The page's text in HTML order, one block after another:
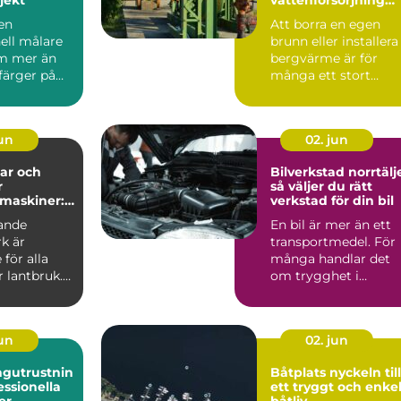
målare
mer än
på
må...
energilösning
Att borra en egen
brunn eller installera
bergvärme är för
många ett stort
och
på
är
för alla
lantbruk.
02. jun
Bilverkstad
så väljer du rätt
verkstad för din bil
En bil är mer än ett
transportmedel. För
många handlar det
om trygghet i
möjligheten att t...
02. jun
Båtplats nyckeln till
ett tryggt och